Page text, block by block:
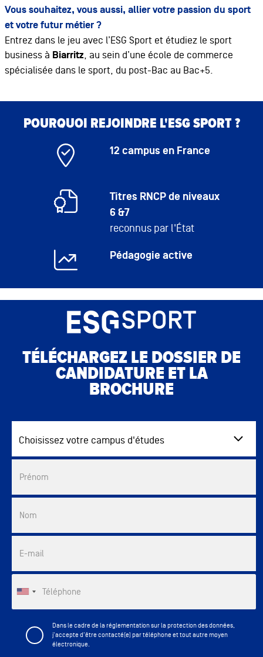
Vous souhaitez, vous aussi, allier votre passion du sport
et votre futur métier ?
Entrez dans le jeu avec l’ESG Sport et étudiez le sport
business à Biarritz, au sein d’une école de commerce
spécialisée dans le sport, du post-Bac au Bac+5.
POURQUOI REJOINDRE L'ESG SPORT ?
12 campus en France
Titres RNCP de niveaux
6 &7
reconnus par l'État
Pédagogie active
TÉLÉCHARGEZ LE DOSSIER DE
CANDIDATURE ET LA
BROCHURE
Choisissez votre campus d'études
Prénom
Nom
E-mail
Téléphone
Dans le cadre de la réglementation sur la protection des données,
j'accepte d'être contacté(e) par téléphone et tout autre moyen
électronique.